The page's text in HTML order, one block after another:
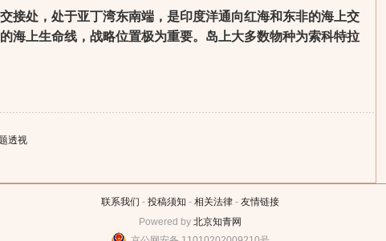
处，处于亚丁湾东南端，是印度洋通向红海和东非的海上交
海上生命线，战略位置极为重要。岛上大多数物种为索科特拉
透视
联系我们 - 投稿须知 - 相关法律 - 友情链接
Powered by 北京知青网